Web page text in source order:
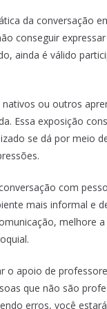
da conversação
conseguir
ainda é válido
ou outros
Essa exposição
se dá por meio
com
mais informal e
melhore
o apoio de
que não são
erros, você